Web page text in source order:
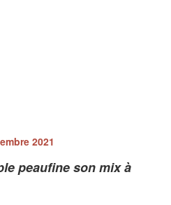
2021
peaufine son mix à